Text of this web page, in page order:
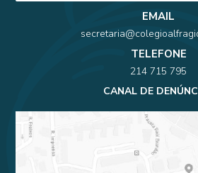
EMAIL
TELEFONE
214 715 795
CANAL DE